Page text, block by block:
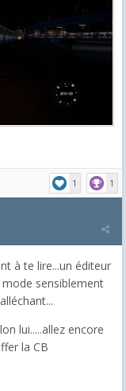
1 1
à te lire...un éditeur
sensiblement
lui.....allez encore
la CB